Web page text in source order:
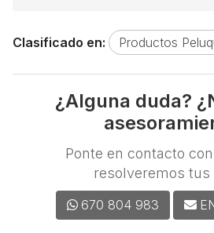
Clasificado en: Productos
¿Alguna duda?
Ponte en contacto
resolveremos tus
670 804 983